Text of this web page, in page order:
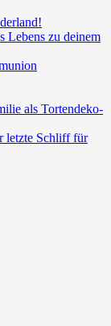
Lebens zu deinem
als Tortendeko-
letzte Schliff für